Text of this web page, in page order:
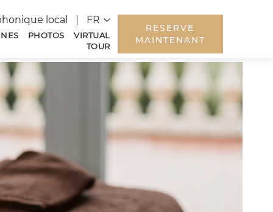
local Language
PHOTOS
VIRTUAL
TOUR
RESERVE
MAINTENANT